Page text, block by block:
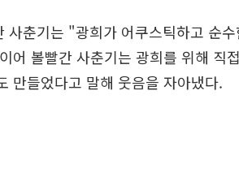
사춘기는 "광희가 어쿠스틱하고 순
어 볼빨간 사춘기는 광희를 위해 직
만들었다고 말해 웃음을 자아냈다.